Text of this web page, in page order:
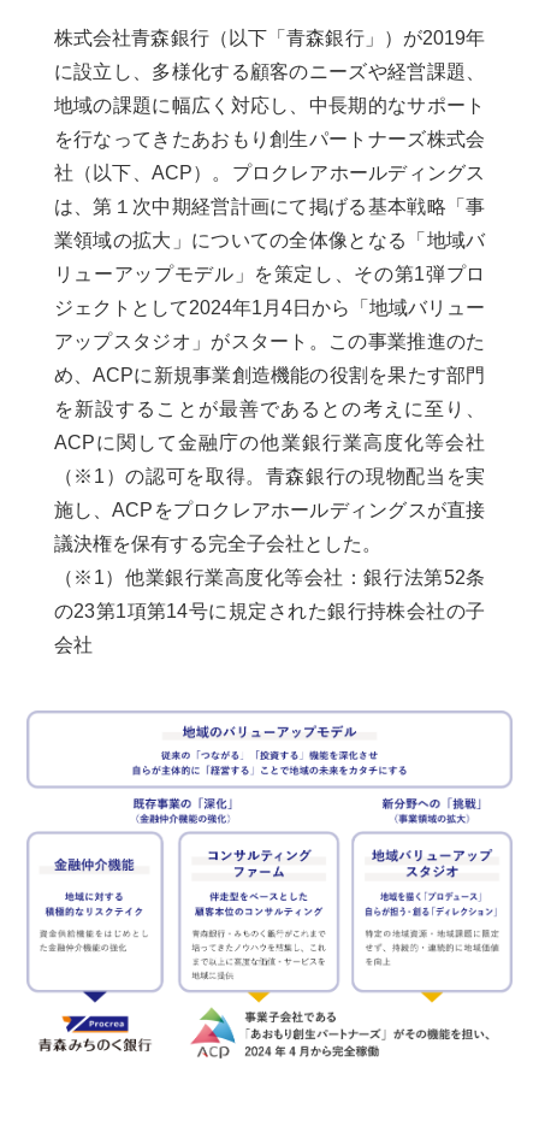
株式会社青森銀行（以下「青森銀行」）が2019年
に設立し、多様化する顧客のニーズや経営課題、
地域の課題に幅広く対応し、中長期的なサポート
を行なってきたあおもり創生パートナーズ株式会
社（以下、ACP）。プロクレアホールディングス
は、第１次中期経営計画にて掲げる基本戦略「事
業領域の拡大」についての全体像となる「地域バ
リューアップモデル」を策定し、その第1弾プロ
ジェクトとして2024年1月4日から「地域バリュー
アップスタジオ」がスタート。この事業推進のた
め、ACPに新規事業創造機能の役割を果たす部門
を新設することが最善であるとの考えに至り、
ACPに関して金融庁の他業銀行業高度化等会社
（※1）の認可を取得。青森銀行の現物配当を実
施し、ACPをプロクレアホールディングスが直接
議決権を保有する完全子会社とした。
（※1）他業銀行業高度化等会社：銀行法第52条
の23第1項第14号に規定された銀行持株会社の子
会社